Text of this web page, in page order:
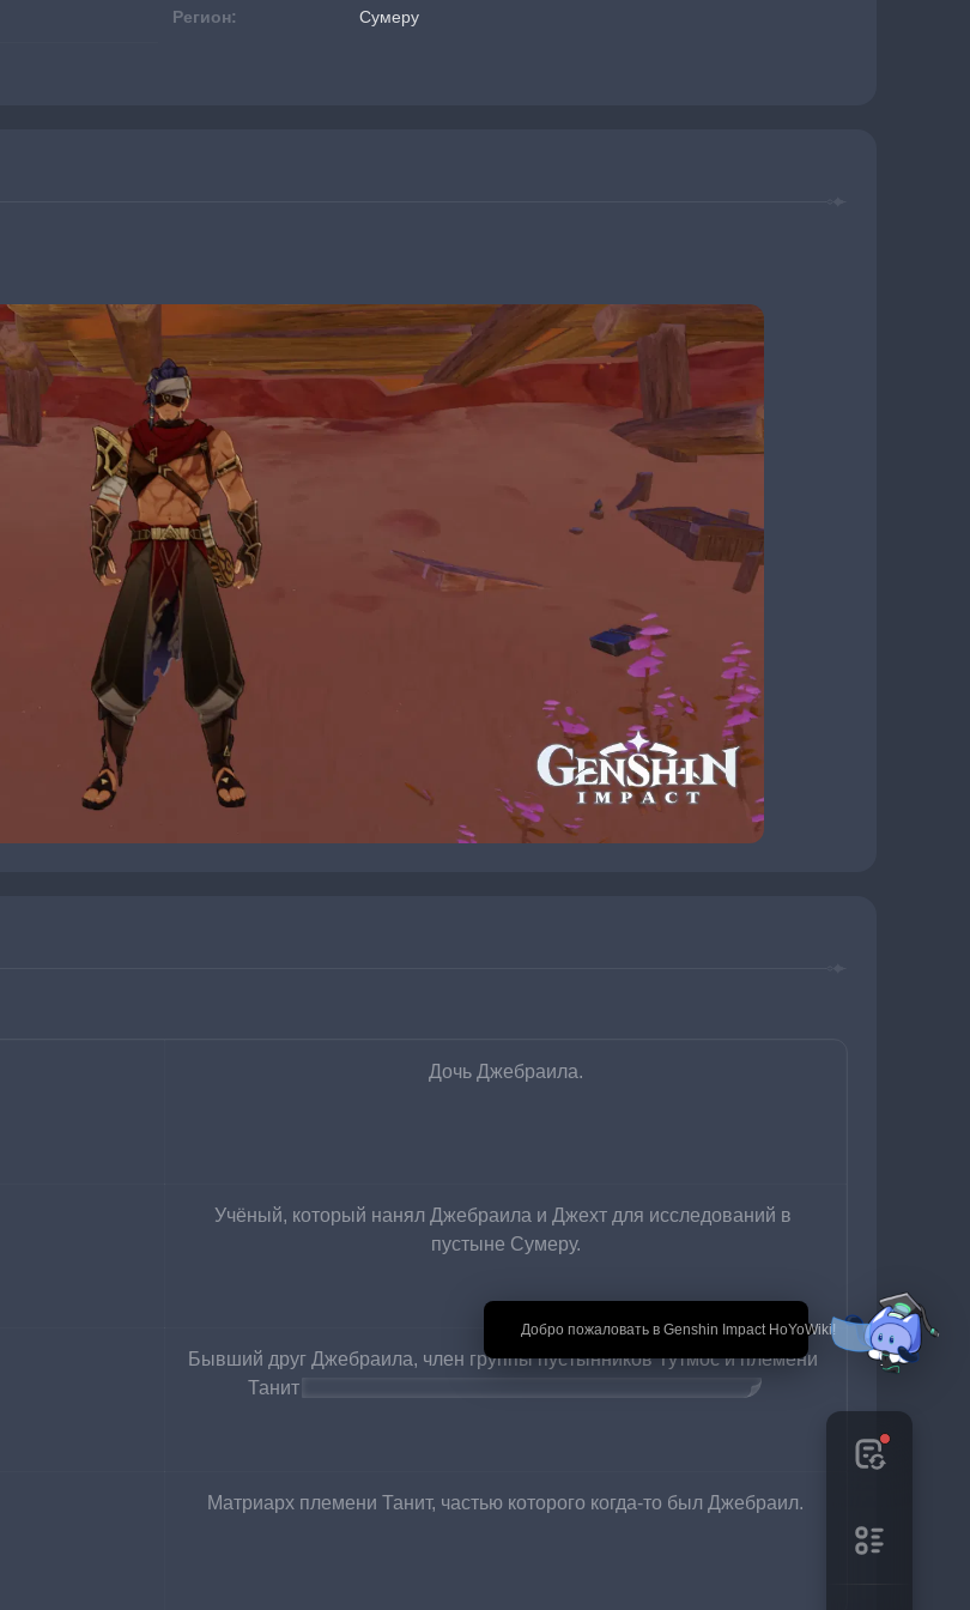
🎉 Добро пожаловать в Genshin Impact HoYoWiki!
Регион: Сумеру
Дочь Джебраила.
Учёный, который нанял Джебраила и Джехт для исследований в
пустыне Сумеру.
Бывший друг Джебраила, член группы пустынников Тутмос и племени
Танит
, виновный в смерти жены Джебраила - Юфайры
Матриарх племени Танит, частью которого когда-то был Джебраил.